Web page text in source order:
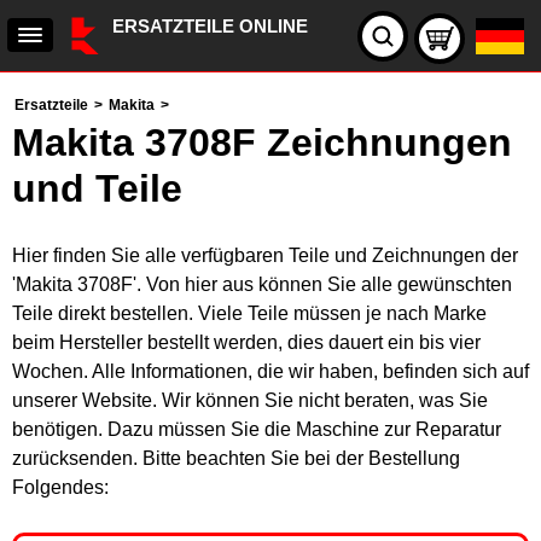
ERSATZTEILE ONLINE
Ersatzteile > Makita >
Makita 3708F Zeichnungen
und Teile
Hier finden Sie alle verfügbaren Teile und Zeichnungen der
'Makita 3708F'. Von hier aus können Sie alle gewünschten
Teile direkt bestellen. Viele Teile müssen je nach Marke
beim Hersteller bestellt werden, dies dauert ein bis vier
Wochen. Alle Informationen, die wir haben, befinden sich auf
unserer Website. Wir können Sie nicht beraten, was Sie
benötigen. Dazu müssen Sie die Maschine zur Reparatur
zurücksenden. Bitte beachten Sie bei der Bestellung
Folgendes: